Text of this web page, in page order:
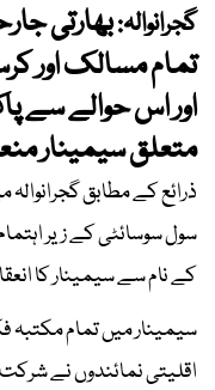
گجرانوالہ:بھارتی
تمام مسالک اور
اور اس حوالے سے
متعلق سیمینار
ذرائع کے مطابق
سول سوسائٹی کے زیر
کے نام سے سیمینار کا
سیمینار میں تمام مکتبہ
اقلیتی نمائندوں نے